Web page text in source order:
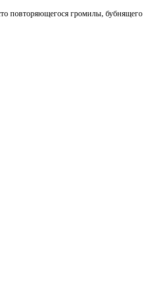
повторяющегося громилы, бубнящего